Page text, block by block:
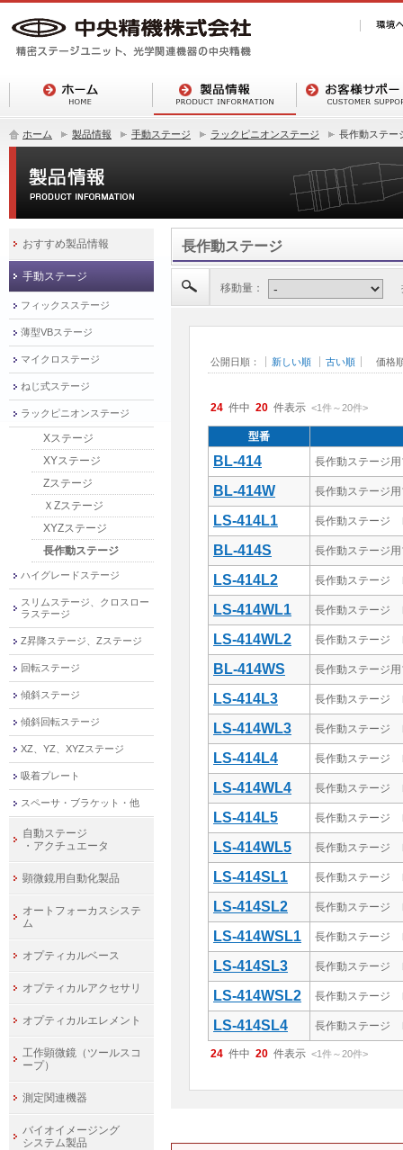
ホーム 製品情報 手動ステージ ラックピニオンステージ 長作動ステー
長作動ステージ
移動量：
公開日順： 新しい順 古い順 価格
24 件中 20 件表示 <1件～20件>
型番
BL-414 長作動ステージ
BL-414W 長作動ステージ
LS-414L1 長作動ステージ
BL-414S 長作動ステージ
LS-414L2 長作動ステージ
LS-414WL1 長作動ステージ
LS-414WL2 長作動ステージ
BL-414WS 長作動ステージ
LS-414L3 長作動ステージ
LS-414WL3 長作動ステージ
LS-414L4 長作動ステージ
LS-414WL4 長作動ステージ
LS-414L5 長作動ステージ
LS-414WL5 長作動ステージ
LS-414SL1 長作動ステージ
LS-414SL2 長作動ステージ
LS-414WSL1 長作動ステージ
LS-414SL3 長作動ステージ
LS-414WSL2 長作動ステージ
LS-414SL4 長作動ステージ
24 件中 20 件表示 <1件～20件>
おすすめ製品情報
手動ステージ
フィックスステージ
薄型VBステージ
マイクロステージ
ねじ式ステージ
ラックピニオンステージ
Xステージ
XYステージ
Zステージ
ＸZステージ
XYZステージ
長作動ステージ
ハイグレードステージ
スリムステージ、クロスロー
ラステージ
Z昇降ステージ、Zステージ
回転ステージ
傾斜ステージ
傾斜回転ステージ
XZ、YZ、XYZステージ
吸着プレート
スペーサ・ブラケット・他
自動ステージ
・アクチュエータ
顕微鏡用自動化製品
オートフォーカスシステ
ム
オプティカルベース
オプティカルアクセサリ
オプティカルエレメント
工作顕微鏡（ツールスコ
ープ）
測定関連機器
バイオイメージング
システム製品